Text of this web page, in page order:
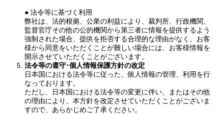
● 法令等に基づく利用
弊社は、法的根拠、公衆の利益により、裁判所、行政機関、
監督官庁その他の公的機関から第三者に情報を提供するよう
強制された場合、提供を拒否する合理的な理由がなく、お客
様から同意をいただくことが難しい場合には、お客様情報を
開示させていただくことがございます。
法令等の遵守･個人情報保護方針の改定
日本国における法令等に従った、個人情報の管理、利用を行
なっております。
ただし、日本国における法令等の変更に伴い、またはその他
の理由により、本方針を改定させていただくことがございま
すので、あらかじめご了承ください。